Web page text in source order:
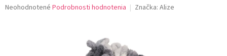
Priemerné
Neohodnotené Podrobnosti hodnotenia Značka: Alize